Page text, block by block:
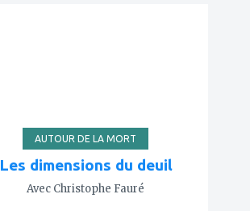
AUTOUR DE LA MORT
Les dimensions du deuil
Avec Christophe Fauré